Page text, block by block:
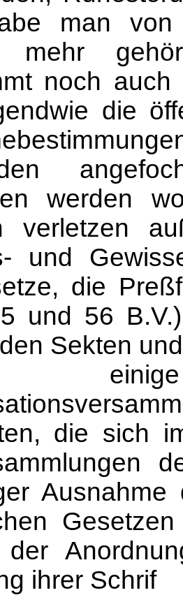
man von
mehr
noch
die
werden
verletzen
und
die
und 56
Sekten
die sich
ihrer Schrif